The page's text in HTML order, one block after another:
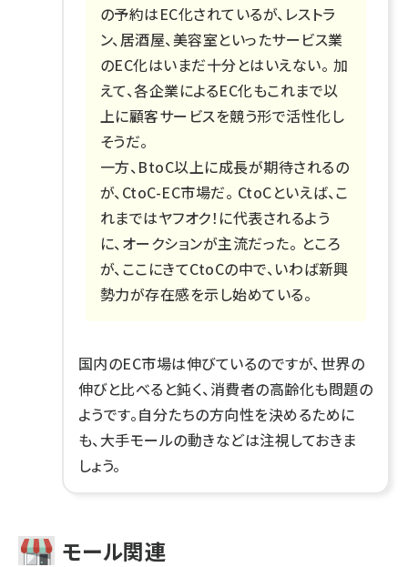
の予約はEC化されているが、レストラ
ン、居酒屋、美容室といったサービス業
のEC化はいまだ十分とはいえない。 加
えて、各企業によるEC化もこれまで以
上に顧客サービスを競う形で活性化し
そうだ。
一方、BtoC以上に成長が期待されるの
が、CtoC-EC市場だ。 CtoCといえば、こ
れまではヤフオク！に代表されるよう
に、オークションが主流だった。 ところ
が、ここにきてCtoCの中で、いわば新興
勢力が存在感を示し始めている。
国内のEC市場は伸びているのですが、世界の
伸びと比べると鈍く、消費者の高齢化も問題の
ようです。自分たちの方向性を決めるために
も、大手モールの動きなどは注視しておきま
しょう。
モール関連